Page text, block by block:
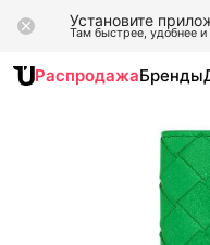
Установите
Там быстрее, удобнее
РаспродажаБренды